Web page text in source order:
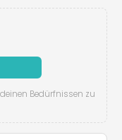
Bedürfnissen zu